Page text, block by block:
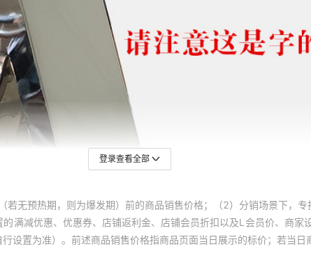
登录查看全部
若无预热期，则为爆发期）前的商品销售价格；（2）分销场景下，
满减优惠、优惠券、店铺返利金、店铺会员折扣以及L会员价、商
置为准）。前述商品销售价格指商品页面当日展示的标价；若当日